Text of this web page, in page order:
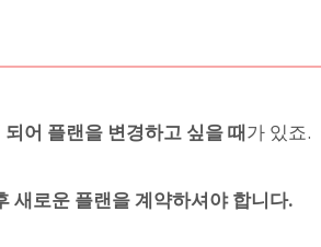
어 플랜을 변경하고 싶을 때가 있죠.
새로운 플랜을 계약하셔야 합니다.